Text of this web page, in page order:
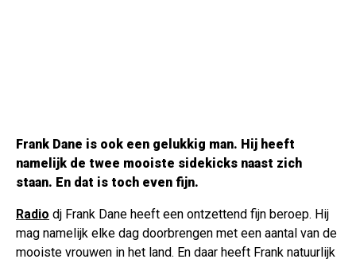
Frank Dane is ook een gelukkig man. Hij heeft
namelijk de twee mooiste sidekicks naast zich
staan. En dat is toch even fijn.
Radio dj Frank Dane heeft een ontzettend fijn beroep. Hij
mag namelijk elke dag doorbrengen met een aantal van de
mooiste vrouwen in het land. En daar heeft Frank natuurlijk